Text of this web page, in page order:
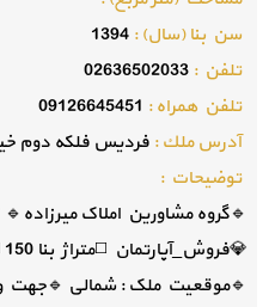
سن بنا (سال) :1394
تلفن :02636502033
تلفن همراه : 09126645451
آدرس ملك :فردیس فلکه دوم
توضيحات :
🔹️گروه مشاورین املاک
🔹️موقعیت ملک : شمالی 🔹️جهت